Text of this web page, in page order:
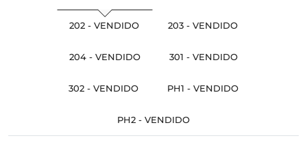
202 - VENDIDO 203 - VENDIDO
204 - VENDIDO 301 - VENDIDO
302 - VENDIDO PH1 - VENDIDO
PH2 - VENDIDO